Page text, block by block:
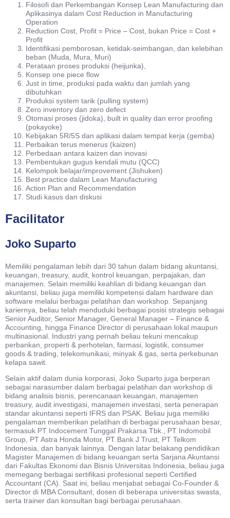
Filosofi dan Perkembangan Konsep Lean Manufacturing dan
Aplikasinya dalam Cost Reduction in Manufacturing
Operation
Reduction Cost, Profit = Price – Cost, bukan Price = Cost +
Profit
Identifikasi pemborosan, ketidak-seimbangan, dan kelebihan
beban (Muda, Mura, Muri)
Perataan proses produksi (heijunka),
Konsep one piece flow
Just in time, produksi pada waktu dan jumlah yang
dibutuhkan
Produksi system tarik (pulling system)
Zero inventory dan zero defect
Otomasi proses (jidoka), built in quality dan error proofing
(pokayoke)
Kebijakan 5R/5S dan aplikasi dalam tempat kerja (gemba)
Perbaikan terus menerus (kaizen)
Perbedaan antara kaizen dan inovasi
Pembentukan gugus kendali mutu (QCC)
Kelompok belajar/improvement (Jishuken)
Best practice dalam Lean Manufacturing
Action Plan and Recommendation
Studi kasus dan diskusi
Facilitator
Joko Suparto
Memiliki pengalaman lebih dari 30 tahun dalam bidang akuntansi,
keuangan, treasury, audit, kontrol keuangan, perpajakan, dan
manajemen. Selain memiliki keahlian di bidang keuangan dan
akuntansi, beliau juga memiliki kompetensi dalam hardware dan
software melalui berbagai pelatihan dan workshop. Sepanjang
kariernya, beliau telah menduduki berbagai posisi strategis sebagai
Senior Auditor, Senior Manager, General Manager – Finance &
Accounting, hingga Finance Director di perusahaan lokal maupun
multinasional. Industri yang pernah beliau tekuni mencakup
perbankan, properti & perhotelan, farmasi, logistik, consumer
goods & trading, telekomunikasi, minyak & gas, serta perkebunan
kelapa sawit.
Selain aktif dalam dunia korporasi, Joko Suparto juga berperan
sebagai narasumber dalam berbagai pelatihan dan workshop di
bidang analisis bisnis, perencanaan keuangan, manajemen
treasury, audit investigasi, manajemen investasi, serta penerapan
standar akuntansi seperti IFRS dan PSAK. Beliau juga memiliki
pengalaman memberikan pelatihan di berbagai perusahaan besar,
termasuk PT Indocement Tunggal Prakarsa Tbk., PT Indomobil
Group, PT Astra Honda Motor, PT Bank J Trust, PT Telkom
Indonesia, dan banyak lainnya. Dengan latar belakang pendidikan
Magister Manajemen di bidang keuangan serta Sarjana Akuntansi
dari Fakultas Ekonomi dan Bisnis Universitas Indonesia, beliau juga
memegang berbagai sertifikasi profesional seperti Certified
Accountant (CA). Saat ini, beliau menjabat sebagai Co-Founder &
Director di MBA Consultant, dosen di beberapa universitas swasta,
serta trainer dan konsultan bagi berbagai perusahaan.